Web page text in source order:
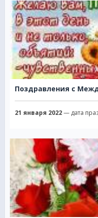
21 января 2022— дата